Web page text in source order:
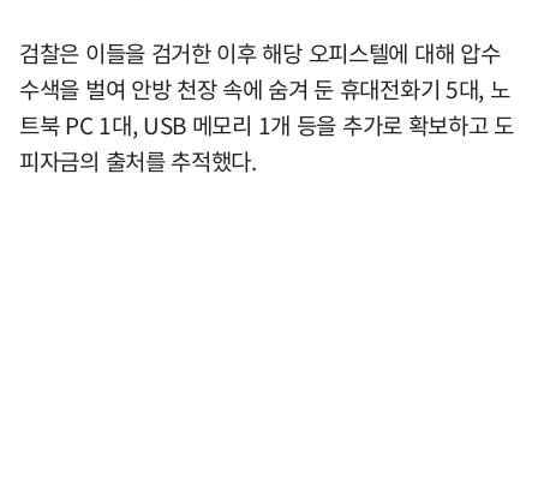
검찰은 이들을 검거한 이후 해당 오피스텔에 대해 압수
수색을 벌여 안방 천장 속에 숨겨 둔 휴대전화기 5대, 노
트북 PC 1대, USB 메모리 1개 등을 추가로 확보하고 도
피자금의 출처를 추적했다.